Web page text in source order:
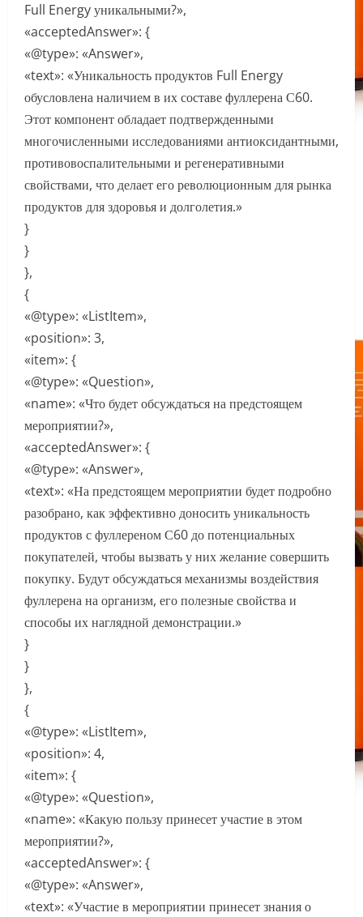
Full Energy уникальными?»,
«acceptedAnswer»: {
«@type»: «Answer»,
«text»: «Уникальность продуктов Full Energy
обусловлена наличием в их составе фуллерена С60.
Этот компонент обладает подтвержденными
многочисленными исследованиями антиоксидантными,
противовоспалительными и регенеративными
свойствами, что делает его революционным для рынка
продуктов для здоровья и долголетия.»
}
}
},
{
«@type»: «ListItem»,
«position»: 3,
«item»: {
«@type»: «Question»,
«name»: «Что будет обсуждаться на предстоящем
мероприятии?»,
«acceptedAnswer»: {
«@type»: «Answer»,
«text»: «На предстоящем мероприятии будет подробно
разобрано, как эффективно доносить уникальность
продуктов с фуллереном С60 до потенциальных
покупателей, чтобы вызвать у них желание совершить
покупку. Будут обсуждаться механизмы воздействия
фуллерена на организм, его полезные свойства и
способы их наглядной демонстрации.»
}
}
},
{
«@type»: «ListItem»,
«position»: 4,
«item»: {
«@type»: «Question»,
«name»: «Какую пользу принесет участие в этом
мероприятии?»,
«acceptedAnswer»: {
«@type»: «Answer»,
«text»: «Участие в мероприятии принесет знания о